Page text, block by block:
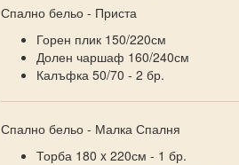
Спално бельо - Приста
Горен плик 150/220см
Долен чаршаф 160/240см
Калъфка 50/70 - 2 бр.
Спално бельо - Малка Спалня
Торба 180 x 220см - 1 бр.